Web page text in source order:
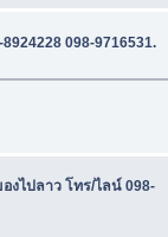
098-9716531.
งไปลาว โทร/ไลน์ 098-